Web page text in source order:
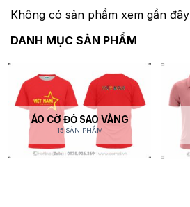
Không có sản phẩm xem gần đây
DANH MỤC SẢN PHẨM
ÁO CỜ ĐỎ SAO VÀNG
15 SẢN PHẨM